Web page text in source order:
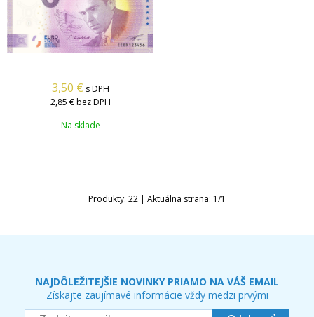
3,50 € s DPH
2,85 € bez DPH
Na sklade
Produkty: 22 | Aktuálna strana: 1/1
NAJDÔLEŽITEJŠIE NOVINKY PRIAMO NA VÁŠ EMAIL
Získajte zaujímavé informácie vždy medzi prvými